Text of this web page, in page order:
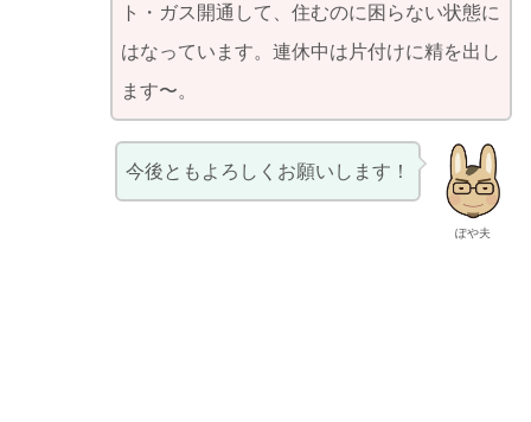
ト・ガス開通して、住むのに困らない状態に
はなっています。連休中は片付けに精を出し
ます〜。
ぽや夫
今後ともよろしくお願いします！